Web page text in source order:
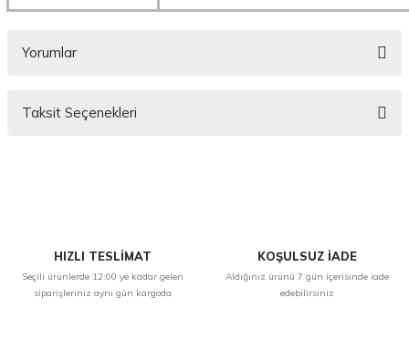
Yorumlar
Taksit Seçenekleri
HIZLI TESLİMAT
Seçili ürünlerde 12:00 ye kadar gelen
siparişleriniz aynı gün kargoda
KOŞULSUZ İADE
Aldığınız ürünü 7 gün içerisinde iade
edebilirsiniz